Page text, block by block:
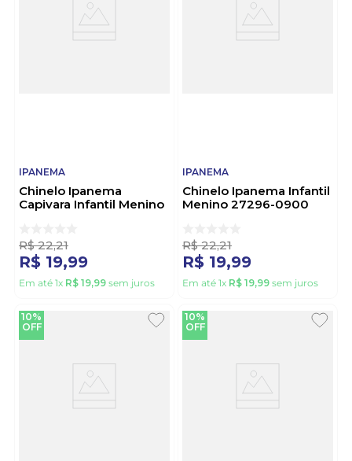
IPANEMA
Chinelo Ipanema
Capivara Infantil Menino
R$ 22,21
R$ 19,99
Em até 1x R$ 19,99 sem juros
IPANEMA
Chinelo Ipanema Infantil
Menino 27296-0900
R$ 22,21
R$ 19,99
Em até 1x R$ 19,99 sem juros
10%
OFF
10%
OFF